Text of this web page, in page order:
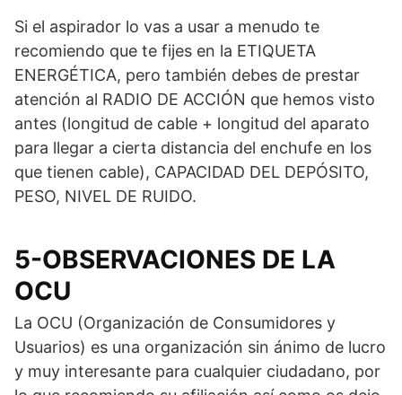
Si el aspirador lo vas a usar a menudo te
recomiendo que te fijes en la ETIQUETA
ENERGÉTICA, pero también debes de prestar
atención al RADIO DE ACCIÓN que hemos visto
antes (longitud de cable + longitud del aparato
para llegar a cierta distancia del enchufe en los
que tienen cable), CAPACIDAD DEL DEPÓSITO,
PESO, NIVEL DE RUIDO.
5-OBSERVACIONES DE LA
OCU
La OCU (Organización de Consumidores y
Usuarios) es una organización sin ánimo de lucro
y muy interesante para cualquier ciudadano, por